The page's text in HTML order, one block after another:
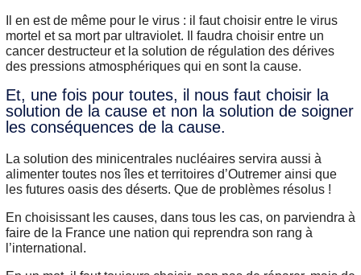
Il en est de même pour le virus : il faut choisir entre le virus
mortel et sa mort par ultraviolet. Il faudra choisir entre un
cancer destructeur et la solution de régulation des dérives
des pressions atmosphériques qui en sont la cause.
Et, une fois pour toutes, il nous faut choisir la
solution de la cause et non la solution de soigner
les conséquences de la cause.
La solution des minicentrales nucléaires servira aussi à
alimenter toutes nos îles et territoires d’Outremer ainsi que
les futures oasis des déserts. Que de problèmes résolus !
En choisissant les causes, dans tous les cas, on parviendra à
faire de la France une nation qui reprendra son rang à
l’international.